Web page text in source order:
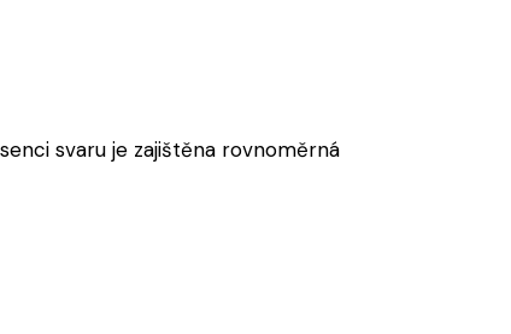
svaru je zajištěna rovnoměrná